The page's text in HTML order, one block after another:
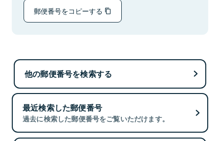
郵便番号をコピーする
他の郵便番号を検索する
最近検索した郵便番号
過去に検索した郵便番号をご覧いただけます。